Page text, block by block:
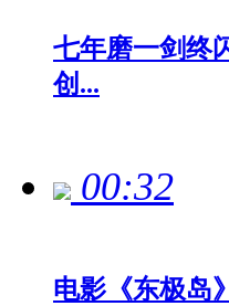
七年磨一剑终
创...
00:32
电影《东极岛